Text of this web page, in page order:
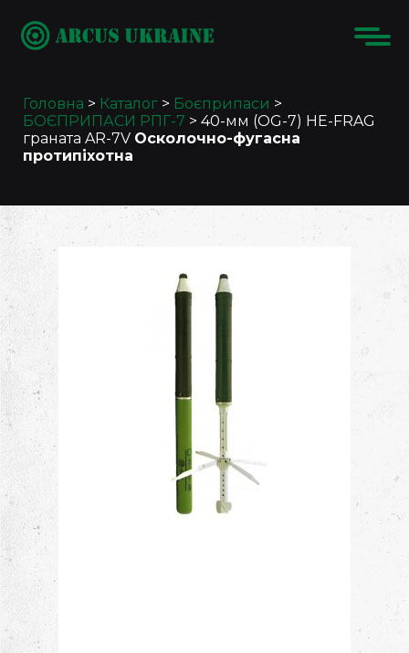
Головна > Каталог > Боєприпаси >
БОЄПРИПАСИ РПГ-7 > 40-мм (OG-7) HE-FRAG
граната AR-7V Осколочно-фугасна
протипіхотна